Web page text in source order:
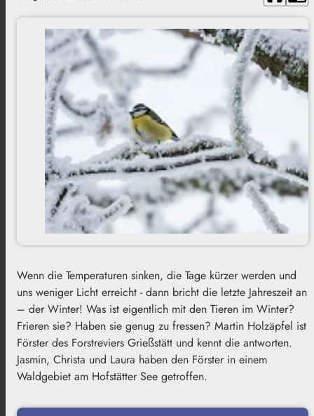
Wenn die Temperaturen sinken, die Tage kürzer werden und
uns weniger Licht erreicht - dann bricht die letzte Jahreszeit an
– der Winter! Was ist eigentlich mit den Tieren im Winter?
Frieren sie? Haben sie genug zu fressen? Martin Holzäpfel ist
Förster des Forstreviers Grießstätt und kennt die antworten.
Jasmin, Christa und Laura haben den Förster in einem
Waldgebiet am Hofstätter See getroffen.